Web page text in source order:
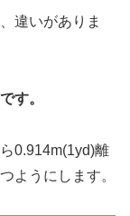
違いがありま
す。
0.914m(1yd)離
ようにします。